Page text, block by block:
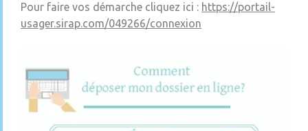
Pour faire vos démarche cliquez ici : https://portail-
usager.sirap.com/049266/connexion